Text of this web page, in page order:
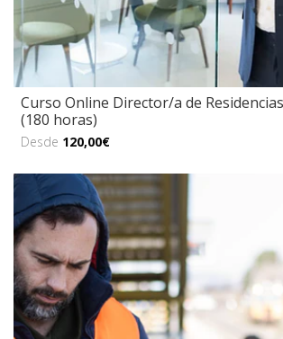
Curso Online Director/a de
(180 horas)
Desde 120,00€